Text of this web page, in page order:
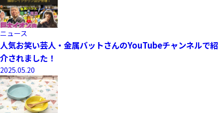
ニュース
人気お笑い芸人・金属バットさんのYouTubeチャンネルで紹
介されました！
2025.05.20